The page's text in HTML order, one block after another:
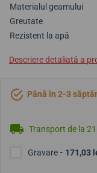
Materialul geamului
Greutate
Rezistent la apă
Descriere detaliată a
Până în 2-3
Transport de la
Gravare- 171,03